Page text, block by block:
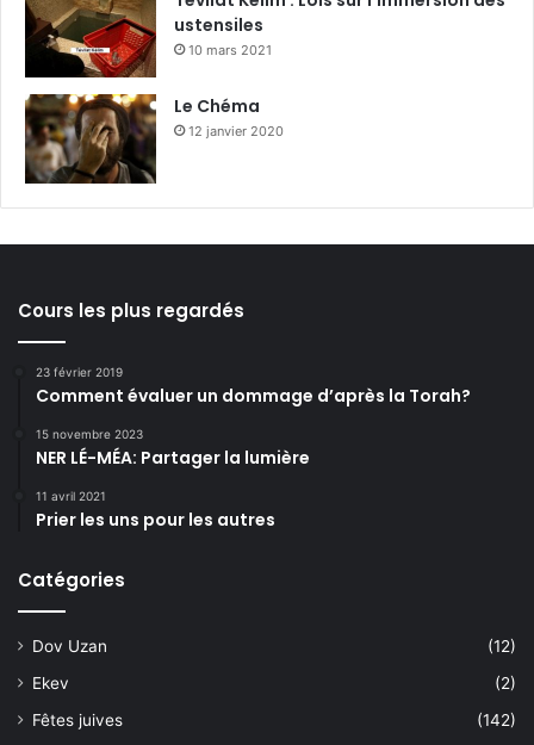
ustensiles
10 mars 2021
Le Chéma
12 janvier 2020
Cours les plus regardés
23 février 2019
Comment évaluer un dommage d’après la Torah?
15 novembre 2023
NER LÉ-MÉA: Partager la lumière
11 avril 2021
Prier les uns pour les autres
Catégories
Dov Uzan
(12)
Ekev
(2)
Fêtes juives
(142)